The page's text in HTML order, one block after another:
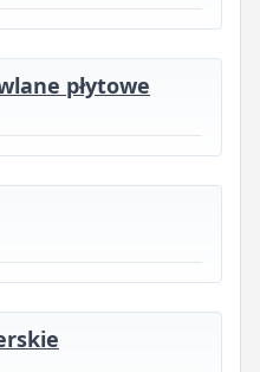
płytowe